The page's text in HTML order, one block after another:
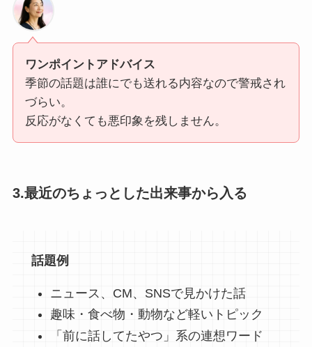
ワンポイントアドバイス
季節の話題は誰にでも送れる内容なので警戒され
づらい。
反応がなくても悪印象を残しません。
3.最近のちょっとした出来事から入る
話題例
ニュース、CM、SNSで見かけた話
趣味・食べ物・動物など軽いトピック
「前に話してたやつ」系の連想ワード